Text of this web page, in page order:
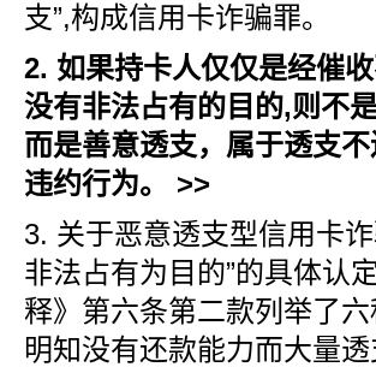
支”,构成信用卡诈骗罪。
2. 如果持卡人仅仅是经催
没有非法占有的目的,则不
而是善意透支，属于透支
违约行为。
>>
3. 关于恶意透支型信用卡诈
非法占有为目的”的具体认
释》第六条第二款列举了
明知没有还款能力而大量透